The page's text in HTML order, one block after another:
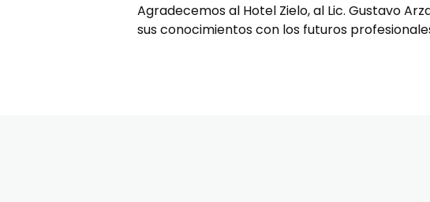
Agradecemos al Hotel Zielo, al Lic. Gustavo
sus conocimientos con los futuros